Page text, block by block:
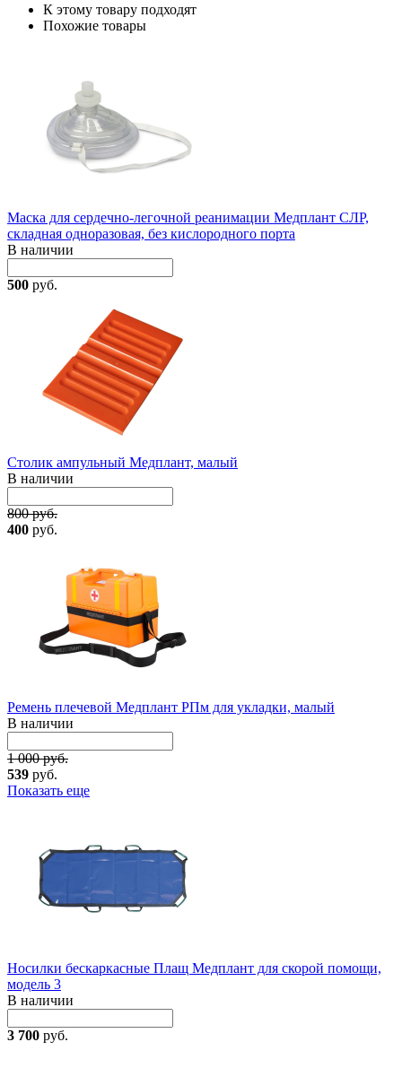
К этому товару подходят
Похожие товары
Маска для сердечно-легочной реанимации Медплант СЛР,
складная одноразовая, без кислородного порта
В наличии
500 руб.
Столик ампульный Медплант, малый
В наличии
800 руб.
400 руб.
Ремень плечевой Медплант РПм для укладки, малый
В наличии
1 000 руб.
539 руб.
Показать еще
Носилки бескаркасные Плащ Медплант для скорой помощи,
модель 3
В наличии
3 700 руб.